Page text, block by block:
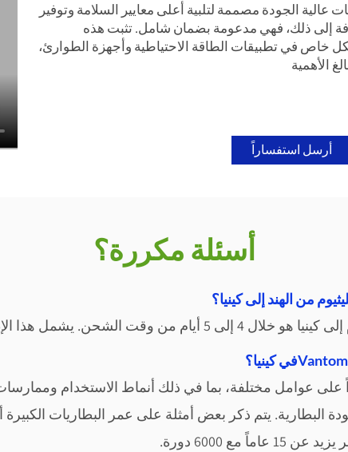
الجودة مصممة لتلبية أعلى معايير السلامة وتوفير
إلى ذلك، فهي مدعومة بضمان شامل. تثبت هذه
خاص في تطبيقات الطاقة الاحتياطية وأجهزة الطوارئ،
الأهمية
أرسل استفساراً
أسئلة مكررة؟
من الهند إلى كينيا؟
كينيا هو خلال 4
إلى 5 أيام من وقت الشحن. يشمل هذا
على عوامل مختلفة، بما في ذلك أنماط الاستخدام
البطارية. يتم ذكر بعض أمثلة على عمر البطاريات الكبيرة
اً مع 6000 دورة.